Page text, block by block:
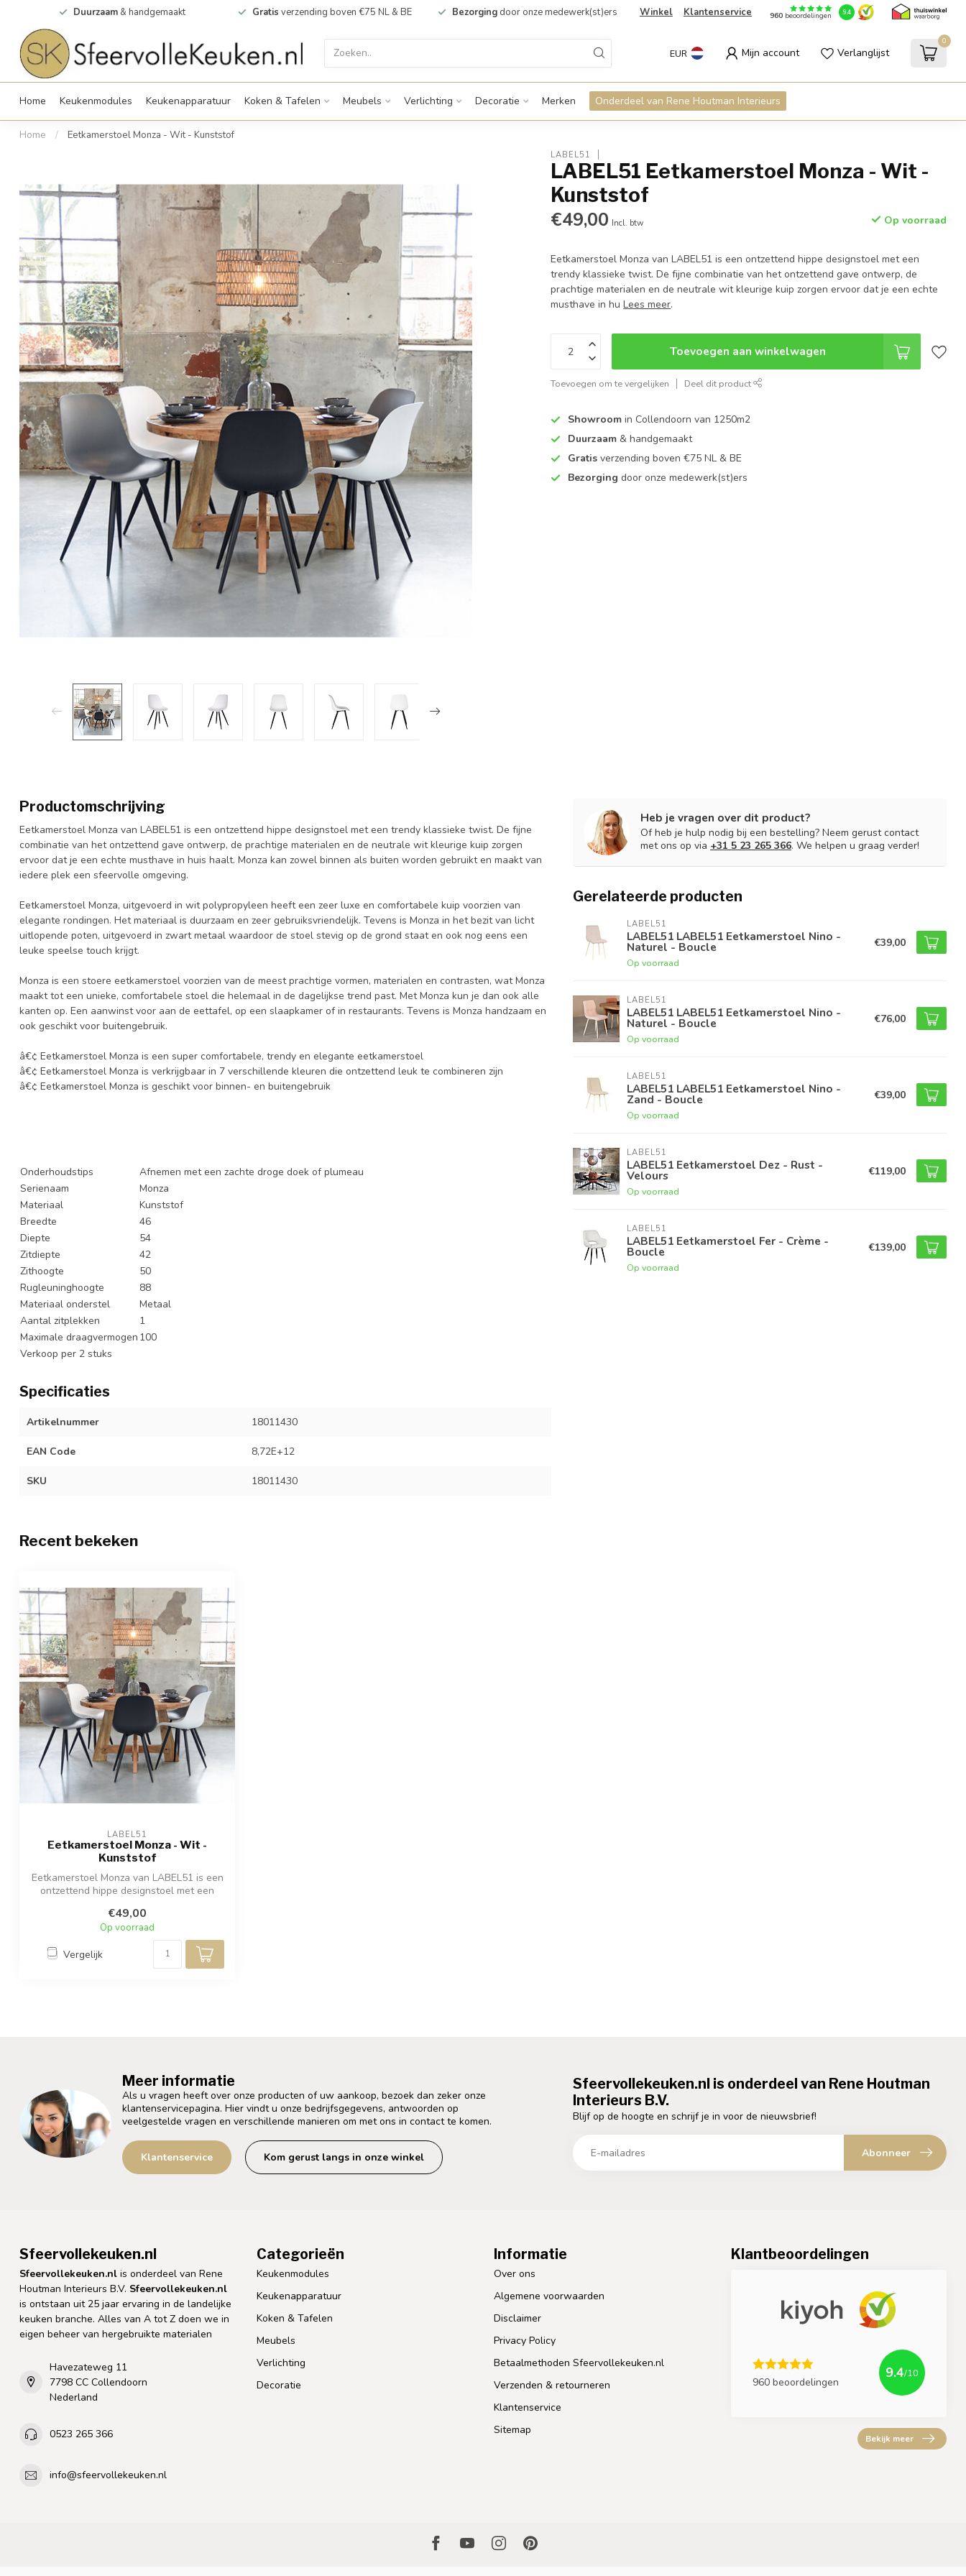
Duurzaam & handgemaakt Gratis verzending boven €75 NL & BE Bezorging door onze medewerk(st)ers Winkel Klantenservice 960beoordelingen 9.4
EUR Mijn account Verlanglijst
0
Home Keukenmodules Keukenapparatuur Koken & Tafelen Meubels Verlichting Decoratie Merken Onderdeel van Rene Houtman Interieurs
Home / Eetkamerstoel Monza - Wit - Kunststof
LABEL51
LABEL51 Eetkamerstoel Monza - Wit -
Kunststof
€49,00 Incl. btw Op voorraad
Eetkamerstoel Monza van LABEL51 is een ontzettend hippe designstoel met een
trendy klassieke twist. De fijne combinatie van het ontzettend gave ontwerp, de
prachtige materialen en de neutrale wit kleurige kuip zorgen ervoor dat je een echte
musthave in huLees meer.
Toevoegen aan winkelwagen
Toevoegen om te vergelijken Deel dit product
Showroom in Collendoorn van 1250m2
Duurzaam & handgemaakt
Gratis verzending boven €75 NL & BE
Bezorging door onze medewerk(st)ers
Productomschrijving
Eetkamerstoel Monza van LABEL51 is een ontzettend hippe designstoel met een trendy klassieke twist. De fijne
combinatie van het ontzettend gave ontwerp, de prachtige materialen en de neutrale wit kleurige kuip zorgen
ervoor dat je een echte musthave in huis haalt. Monza kan zowel binnen als buiten worden gebruikt en maakt van
iedere plek een sfeervolle omgeving.
Eetkamerstoel Monza, uitgevoerd in wit polypropyleen heeft een zeer luxe en comfortabele kuip voorzien van
elegante rondingen. Het materiaal is duurzaam en zeer gebruiksvriendelijk. Tevens is Monza in het bezit van licht
uitlopende poten, uitgevoerd in zwart metaal waardoor de stoel stevig op de grond staat en ook nog eens een
leuke speelse touch krijgt.
Monza is een stoere eetkamerstoel voorzien van de meest prachtige vormen, materialen en contrasten, wat Monza
maakt tot een unieke, comfortabele stoel die helemaal in de dagelijkse trend past. Met Monza kun je dan ook alle
kanten op. Een aanwinst voor aan de eettafel, op een slaapkamer of in restaurants. Tevens is Monza handzaam en
ook geschikt voor buitengebruik.
â€¢ Eetkamerstoel Monza is een super comfortabele, trendy en elegante eetkamerstoel
â€¢ Eetkamerstoel Monza is verkrijgbaar in 7 verschillende kleuren die ontzettend leuk te combineren zijn
â€¢ Eetkamerstoel Monza is geschikt voor binnen- en buitengebruik
Onderhoudstips
Afnemen met een zachte droge doek of plumeau
Serienaam
Monza
Materiaal
Kunststof
Breedte
46
Diepte
54
Zitdiepte
42
Zithoogte
50
Rugleuninghoogte
88
Materiaal onderstel
Metaal
Aantal zitplekken
1
Maximale draagvermogen 100
Verkoop per 2 stuks
Specificaties
Artikelnummer 18011430
EAN Code 8,72E+12
SKU 18011430
Heb je vragen over dit product?
Of heb je hulp nodig bij een bestelling? Neem gerust contact
met ons op via +31 5 23 265 366. We helpen u graag verder!
Gerelateerde producten
LABEL51
LABEL51 LABEL51 Eetkamerstoel Nino -
Naturel - Boucle
Op voorraad
€39,00
LABEL51
LABEL51 LABEL51 Eetkamerstoel Nino -
Naturel - Boucle
Op voorraad
€76,00
LABEL51
LABEL51 LABEL51 Eetkamerstoel Nino -
Zand - Boucle
Op voorraad
€39,00
LABEL51
LABEL51 Eetkamerstoel Dez - Rust -
Velours
Op voorraad
€119,00
LABEL51
LABEL51 Eetkamerstoel Fer - Crème -
Boucle
Op voorraad
€139,00
Recent bekeken
LABEL51
Eetkamerstoel Monza - Wit -
Kunststof
Eetkamerstoel Monza van LABEL51 is een
ontzettend hippe designstoel met een
€49,00
Op voorraad
Vergelijk
Meer informatie
Als u vragen heeft over onze producten of uw aankoop, bezoek dan zeker onze
klantenservicepagina. Hier vindt u onze bedrijfsgegevens, antwoorden op
veelgestelde vragen en verschillende manieren om met ons in contact te komen.
Klantenservice Kom gerust langs in onze winkel
Sfeervollekeuken.nl is onderdeel van Rene Houtman
Interieurs B.V.
Blijf op de hoogte en schrijf je in voor de nieuwsbrief!
Abonneer
Sfeervollekeuken.nl
Sfeervollekeuken.nl is onderdeel van Rene
Houtman Interieurs B.V. Sfeervollekeuken.nl
is ontstaan uit 25 jaar ervaring in de landelijke
keuken branche. Alles van A tot Z doen we in
eigen beheer van hergebruikte materialen
Havezateweg 11
7798 CC Collendoorn
Nederland
0523 265 366
info@sfeervollekeuken.nl
Categorieën
Keukenmodules
Keukenapparatuur
Koken & Tafelen
Meubels
Verlichting
Decoratie
Informatie
Over ons
Algemene voorwaarden
Disclaimer
Privacy Policy
Betaalmethoden Sfeervollekeuken.nl
Verzenden & retourneren
Klantenservice
Sitemap
Klantbeoordelingen
960 beoordelingen
9.4/10
Bekijk meer